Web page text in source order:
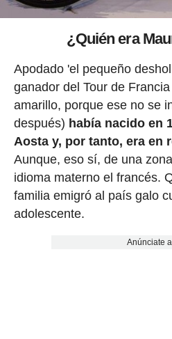
¿Quién era
Apodado 'el pequeño
ganador del Tour de
amarillo, porque ese no se
después) había nacido en
Aosta y, por tanto, era en
Aunque, eso sí, de una
idioma materno el francés.
familia emigró al país galo
adolescente.
Anúnciate